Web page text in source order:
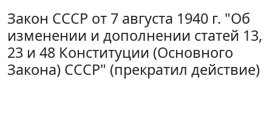
Закон СССР от 7 августа 1940 г. "Об
изменении и дополнении статей 13,
23 и 48 Конституции (Основного
Закона) СССР" (прекратил действие)